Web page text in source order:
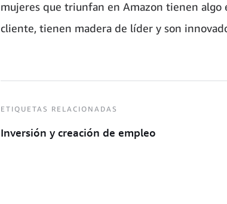
mujeres que triunfan en Amazon tienen algo
cliente, tienen madera de líder y son
ETIQUETAS RELACIONADAS
Inversión y creación de empleo